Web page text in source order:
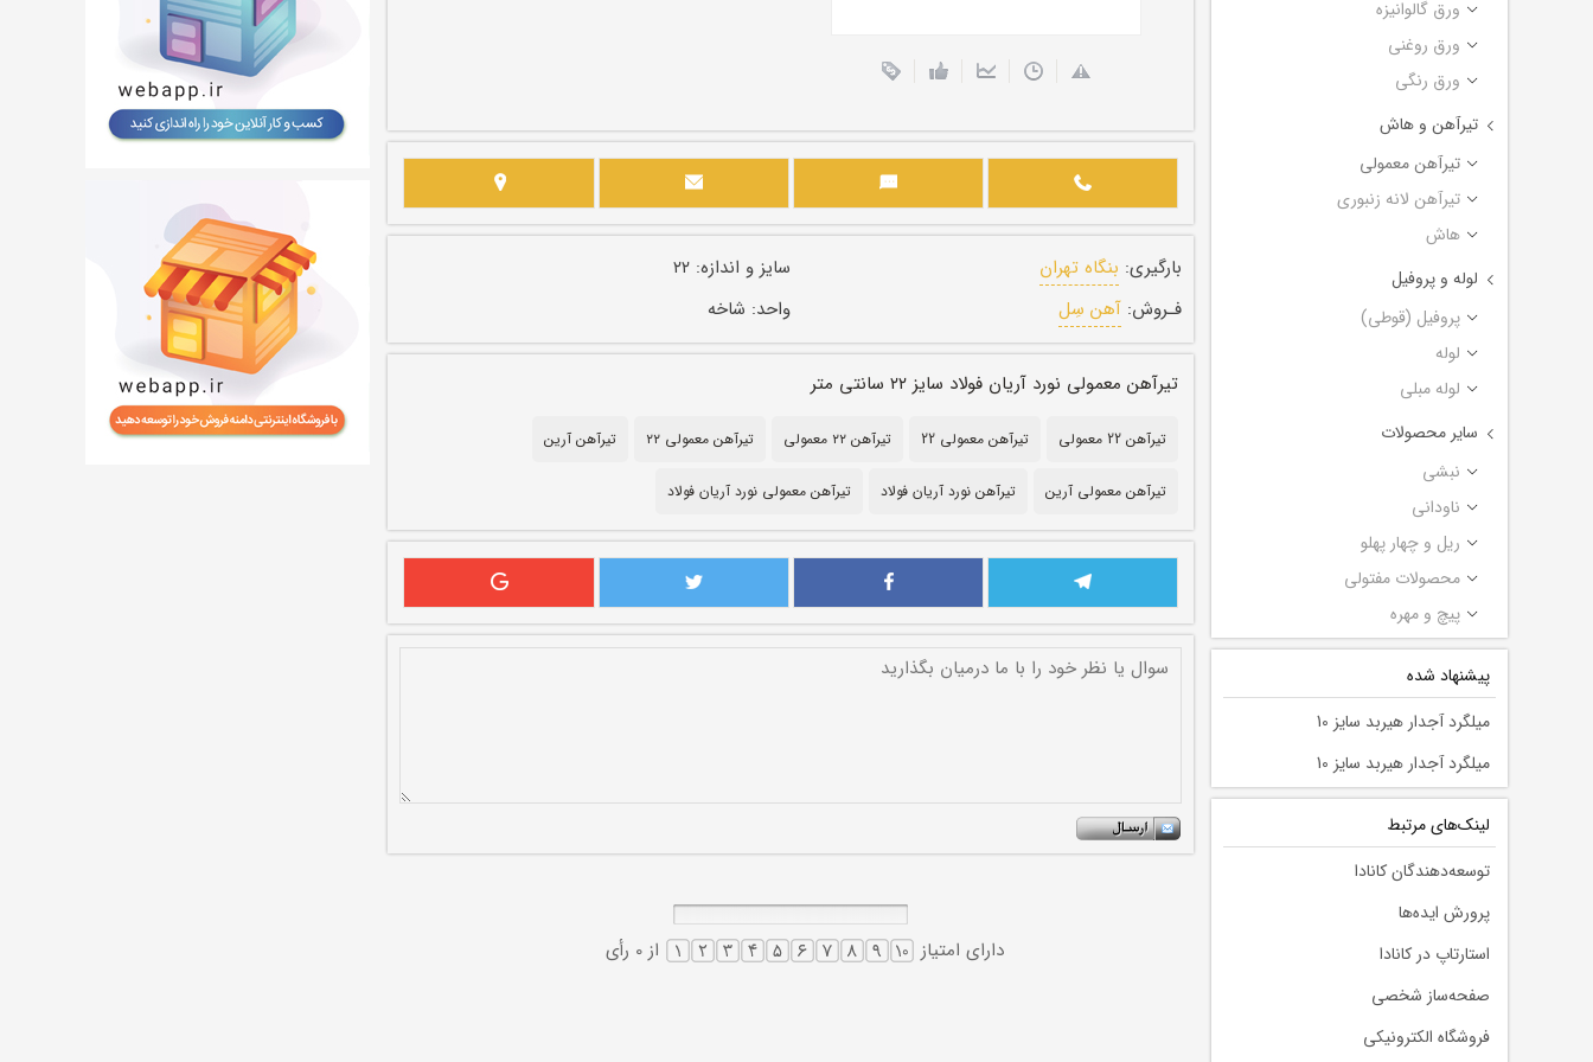
ورق گالوانیزه
ورق روغنی
ورق رنگی
تیرآهن و هاش
تیرآهن معمولی
تیرآهن لانه زنبوری
هاش
لوله و پروفیل
پروفیل (قوطی)
لوله
لوله مبلی
سایر محصولات
نبشی
ناودانی
ریل و چهار پهلو
محصولات مفتولی
پیچ و مهره
پیشنهاد شده
میلگرد آجدار هیربد سایز 10
میلگرد آجدار هیربد سایز 10
لينك‌های مرتبط
توسعه‌دهندگان کانادا
پرورش ایده‌ها
استارتاپ در کانادا
صفحه‌ساز شخصی
فروشگاه الکترونیکی
بارگیری: بنگاه تهران
فـروش: آهن سِل
سایز و اندازه: ۲۲
واحد: شاخه
تیرآهن معمولی نورد آریان فولاد سایز ۲۲ سانتی متر
تیرآهن 22 معمولی تیرآهن معمولی 22 تیرآهن ۲۲ معمولی تیرآهن معمولی ۲۲ تیرآهن آرین
تیرآهن معمولی آرین تیرآهن نورد آریان فولاد تیرآهن معمولی نورد آریان فولاد
دارای امتیاز از 0 رأی